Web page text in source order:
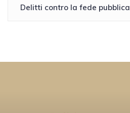
Delitti contro la fede pubblica